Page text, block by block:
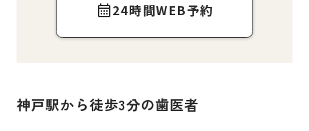
24時間WEB予約
神戸駅から徒歩3分の歯医者